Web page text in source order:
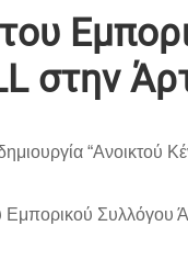
στην
Εμπορικού Συλλόγου